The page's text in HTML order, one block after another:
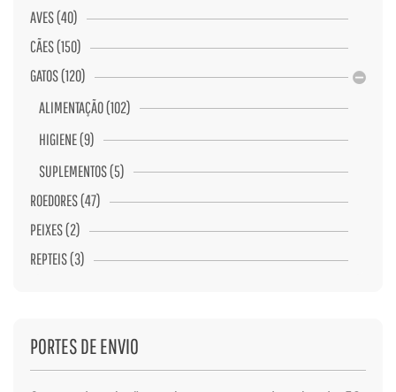
AVES (40)
CÃES (150)
GATOS (120)
ALIMENTAÇÃO (102)
HIGIENE (9)
SUPLEMENTOS (5)
ROEDORES (47)
PEIXES (2)
REPTEIS (3)
PORTES DE ENVIO